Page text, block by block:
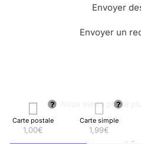
Carte postale
1,00€
Carte simple
1,99€
Envoyer
Envoyer un
🌳 Nous avons planté